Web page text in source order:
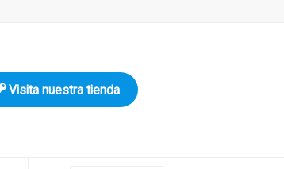
Visita nuestra tienda